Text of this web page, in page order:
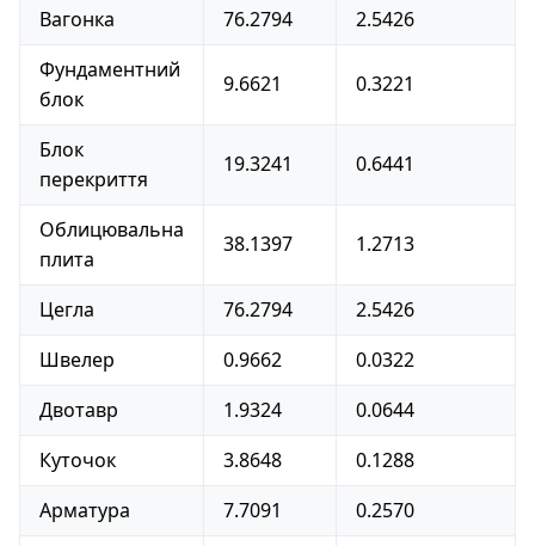
Вагонка 76.2794
2.5426
Фундаментний
блок
9.6621 0.3221
Блок
перекриття
19.3241 0.6441
Облицювальна
плита
38.1397 1.2713
Цегла 76.2794
2.5426
Швелер
0.9662
0.0322
Двотавр
1.9324
0.0644
Куточок
3.8648
0.1288
Арматура
7.7091
0.2570